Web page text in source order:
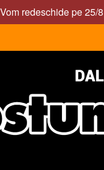
redeschide pe 25/